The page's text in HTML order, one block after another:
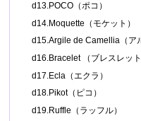
d13.POCO（ポコ）
d14.Moquette（モケット）
d15.Argile de Camellia（ア
d16.Bracelet （ブレスレット
d17.Ecla（エクラ）
d18.Pikot（ピコ）
d19.Ruffle（ラッフル）